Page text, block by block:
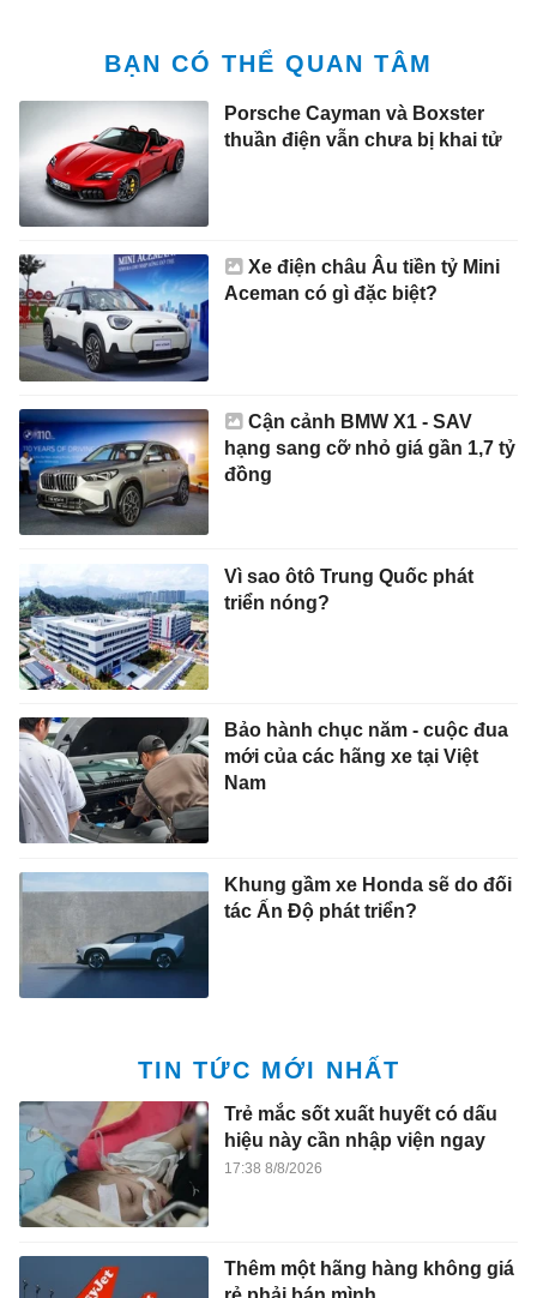
BẠN CÓ THỂ QUAN TÂM
Porsche Cayman và Boxster
thuần điện vẫn chưa bị khai tử
Xe điện châu Âu tiền tỷ Mini
Aceman có gì đặc biệt?
Cận cảnh BMW X1 - SAV
hạng sang cỡ nhỏ giá gần 1,7 tỷ
đồng
Vì sao ôtô Trung Quốc phát
triển nóng?
Bảo hành chục năm - cuộc đua
mới của các hãng xe tại Việt
Nam
Khung gầm xe Honda sẽ do đối
tác Ấn Độ phát triển?
TIN TỨC MỚI NHẤT
Trẻ mắc sốt xuất huyết có dấu
hiệu này cần nhập viện ngay
17:38 8/8/2026
Thêm một hãng hàng không giá